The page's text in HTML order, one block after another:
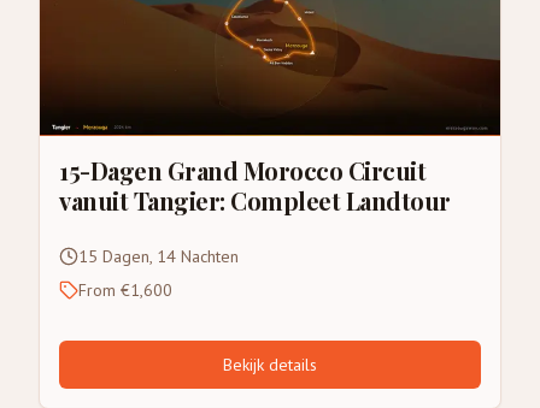
15-Dagen Grand Morocco Circuit
vanuit Tangier: Compleet Landtour
15 Dagen, 14 Nachten
From €1,600
Bekijk details